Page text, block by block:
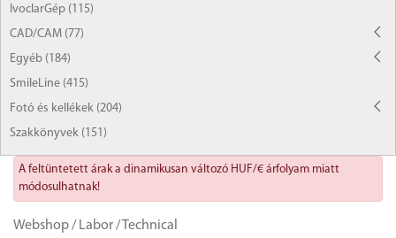
IvoclarGép (115)
CAD/CAM (77)
Egyéb (184)
SmileLine (415)
Fotó és kellékek (204)
Szakkönyvek (151)
A feltüntetett árak a dinamikusan változó HUF/€ árfolyam miatt
módosulhatnak!
Webshop/ Labor/Technical